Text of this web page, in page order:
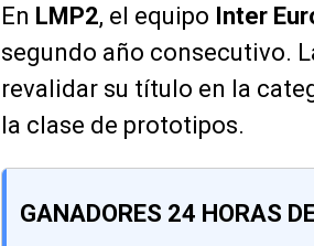
En LMP2, el equipo Inter
segundo año consecutivo.
revalidar su título en la
la clase de prototipos.
GANADORES 24 HORAS